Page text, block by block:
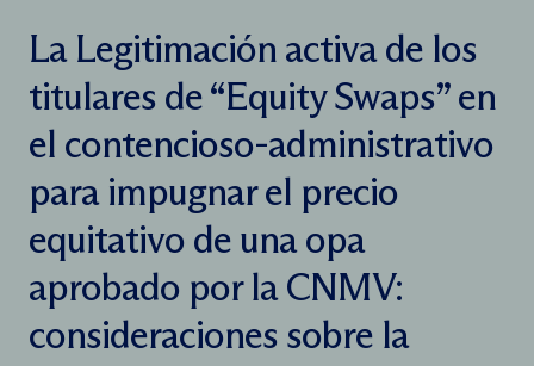
La Legitimación activa de los
titulares de “Equity Swaps” en
el contencioso-administrativo
para impugnar el precio
equitativo de una opa
aprobado por la CNMV:
consideraciones sobre la